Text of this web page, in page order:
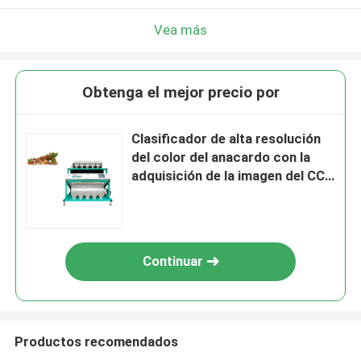
Vea más
Obtenga el mejor precio por
Clasificador de alta resolución
del color del anacardo con la
adquisición de la imagen del CCD
Continuar
Productos recomendados